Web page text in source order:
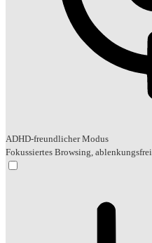
ADHD-freundlicher Modus
Fokussiertes Browsing, ablenkungsfrei